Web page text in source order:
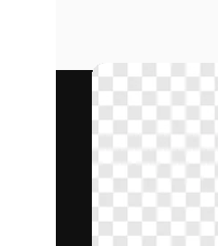
Videa
Ikony
Písma
Kreativní
práce.
kreativci,